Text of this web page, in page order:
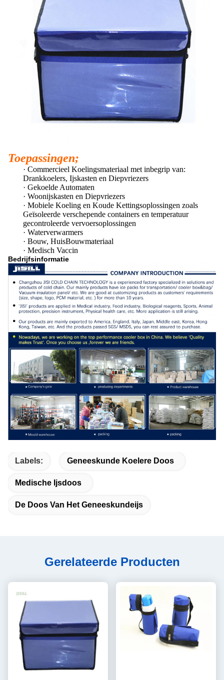
Toepassingen;
· Commercieel Koelingsmateriaal met inbegrip van:
Drankkoelers, Ijskasten en Diepvriezers
· Gekoelde Automaten
· Woonijskasten en Diepvriezers
· Mobiele Koeling en Koude Kettingsoplossingen zoals
Geïsoleerde verschepende containers en temperatuur
gecontroleerde vervoersoplossingen
· Waterverwarmers
· Bouw, HuisBouwmateriaal
· Medisch Vaccin
Bedrijfsinformatie
Labels: Geneeskunde Koelere Doos
Medische Ijsdoos
De Doos Van Het Geneeskundeijs
Gerelateerde Producten